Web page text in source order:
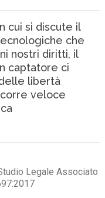
cui si discute il
che
nostri diritti, il
captatore ci
libertà
veloce
Legale Associato